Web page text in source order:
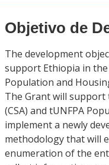
Objetivo de
The development
support Ethiopia in
Population and
The Grant will support
(CSA) and tUNFPA
implement a newly
methodology that will
enumeration of the